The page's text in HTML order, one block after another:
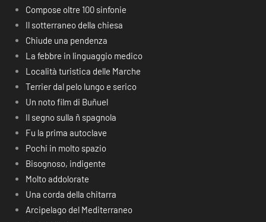
Compose oltre 100 sinfonie
Il sotterraneo della chiesa
Chiude una pendenza
La febbre in linguaggio medico
Località turistica delle Marche
Terrier dal pelo lungo e serico
Un noto film di Buñuel
Il segno sulla ñ spagnola
Fu la prima autoclave
Pochi in molto spazio
Bisognoso, indigente
Molto addolorate
Una corda della chitarra
Arcipelago del Mediterraneo